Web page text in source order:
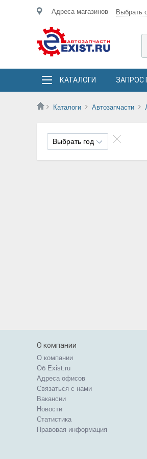
Адреса магазинов Выбрать
КАТАЛОГИ ЗАПРОС
Каталоги Автозапчасти
Выбрать год
О компании
О компании
Об Exist.ru
Адреса офисов
Связаться с нами
Вакансии
Новости
Статистика
Правовая информация